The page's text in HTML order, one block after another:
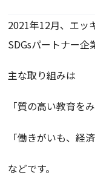
2021年12月、エッ
SDGsパートナー企
主な取り組みは
「質の高い教育を
「働きがいも、経
などです。